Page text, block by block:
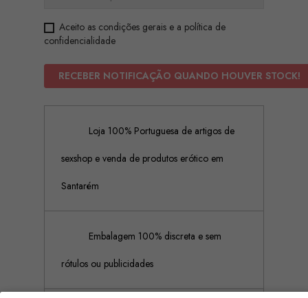
Aceito as condições gerais e a política de
confidencialidade
RECEBER NOTIFICAÇÃO QUANDO HOUVER STOCK!
Loja 100% Portuguesa de artigos de
sexshop e venda de produtos erótico em
Santarém
Embalagem 100% discreta e sem
rótulos ou publicidades